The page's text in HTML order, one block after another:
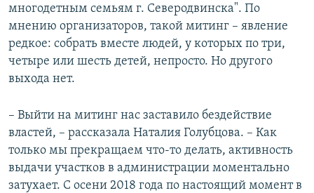
многодетным семьям г. Северодвинска". По
мнению организаторов, такой митинг – явление
редкое: собрать вместе людей, у которых по три,
четыре или шесть детей, непросто. Но другого
выхода нет.
– Выйти на митинг нас заставило бездействие
властей, – рассказала Наталия Голубцова. – Как
только мы прекращаем что-то делать, активность
выдачи участков в администрации моментально
затухает. С осени 2018 года по настоящий момент в